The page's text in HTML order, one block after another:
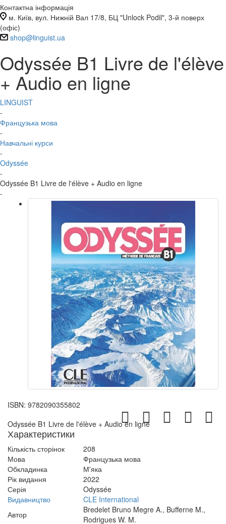
Контактна інформація
м. Київ, вул. Нижній Вал 17/8, БЦ "Unlock Podil", 3-й поверх
(офіс)
shop@linguist.ua
Odyssée B1 Livre de l'élève
+ Audio en ligne
LINGUIST
-
Французька мова
-
Навчальні курси
-
Odyssée
-
Odyssée B1 Livre de l'élève + Audio en ligne
-
ISBN: 9782090355802
Odyssée B1 Livre de l'élève + Audio en ligne
Характеристики
Кількість сторінок
208
Мова
Французька мова
Обкладинка
М'яка
Рік видання
2022
Серія
Odyssée
Видавництво
CLE International
Автор
Bredelet Bruno Megre A., Bufferne M.,
Rodrigues W. M.